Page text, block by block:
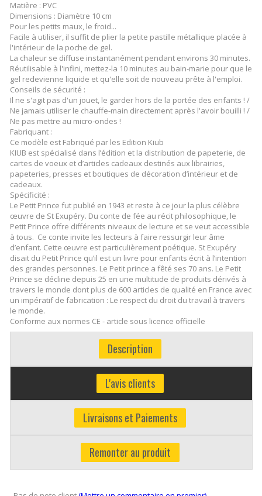
Matière : PVC
Dimensions : Diamètre 10 cm
Pour les petits maux, le froid...
Facile à utiliser, il suffit de plier la petite pastille métallique placée à
l'intérieur de la poche de gel.
La chaleur se diffuse instantanément pendant environs 30 minutes.
Réutilisable à l'infini, mettez-la 10 minutes au bain-marie pour que le
gel redevienne liquide et qu'elle soit de nouveau prête à l'emploi.
Conseils de sécurité :
Il ne s'agit pas d'un jouet, le garder hors de la portée des enfants ! /
Ne jamais utiliser le chauffe-main directement après l'avoir bouilli ! /
Ne pas mettre au micro-ondes !
Fabriquant :
Ce modèle est Fabriqué par les Edition Kiub
KIUB est spécialisé dans l’édition et la distribution de papeterie, de
cartes de voeux et d’articles cadeaux destinés aux librairies,
papeteries, presses et boutiques de décoration d’intérieur et de
cadeaux.
Spécificité :
Le Petit Prince fut publié en 1943 et reste à ce jour la plus célèbre
œuvre de St Exupéry. Du conte de fée au récit philosophique, le
Petit Prince offre différents niveaux de lecture et se veut accessible
à tous. Ce conte invite les lecteurs à faire ressurgir leur âme
d’enfant. Cette œuvre est particulièrement poétique. St Exupéry
disait du Petit Prince qu’il est un livre pour enfants écrit à l’intention
des grandes personnes. Le Petit prince a fêté ses 70 ans. Le Petit
Prince se décline depuis 25 en une multitude de produits dérivés à
travers le monde dont plus de 600 articles de qualité en France avec
un impératif de fabrication : Le respect du droit du travail à travers
le monde.
Conforme aux normes CE - article sous licence officielle
Description
L'avis clients
Livraisons et Paiements
Remonter au produit